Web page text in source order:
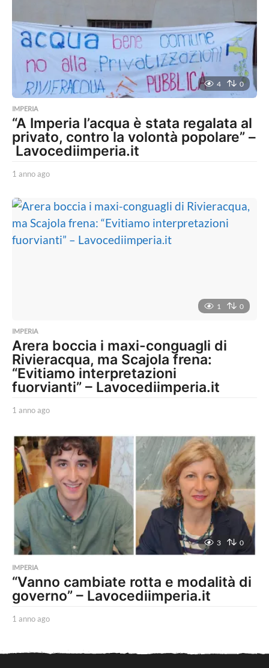
4 0
IMPERIA
“A Imperia l’acqua è stata regalata al
privato, contro la volontà popolare” –
Lavocediimperia.it
1 anno ago
n
o
g
1 0
IMPERIA
Arera boccia i maxi-conguagli di
Rivieracqua, ma Scajola frena:
“Evitiamo interpretazioni
fuorvianti” – Lavocediimperia.it
1 anno ago
o
a
g
o
3 0
IMPERIA
“Vanno cambiate rotta e modalità di
governo” – Lavocediimperia.it
1 anno ago
n